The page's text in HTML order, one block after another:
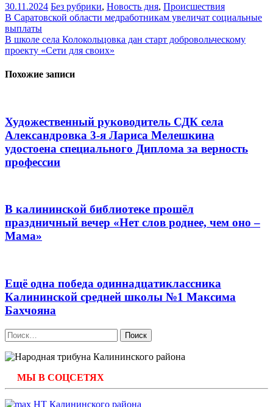
30.11.2024 Без рубрики, Новость дня, Происшествия
Навигация
по
записям
В Саратовской области медработникам увеличат социальные
выплаты
В школе села Колокольцовка дан старт добровольческому
проекту «Сети для своих»
Похожие записи
Художественный руководитель СДК села
Александровка 3-я Лариса Мелешкина
удостоена специального Диплома за верность
профессии
В калининской библиотеке прошёл
праздничный вечер «Нет слов роднее, чем оно –
Мама»
Ещё одна победа одиннадцатиклассника
Калининской средней школы №1 Максима
Бахчояна
Найти:
МЫ В СОЦСЕТЯХ